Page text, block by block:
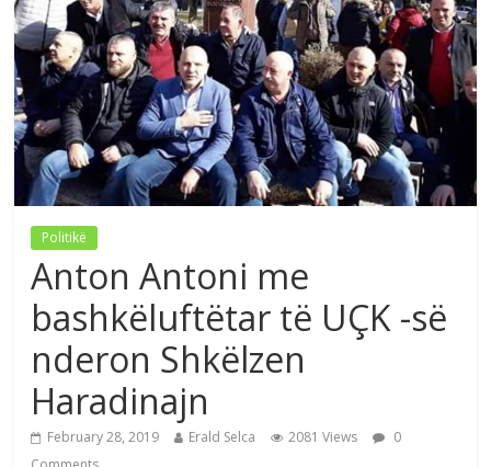
Politikë
Anton Antoni me
bashkëluftëtar të UÇK -së
nderon Shkëlzen
Haradinajn
February 28, 2019 Erald Selca 2081 Views
0